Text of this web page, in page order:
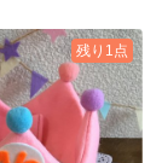
残り1点